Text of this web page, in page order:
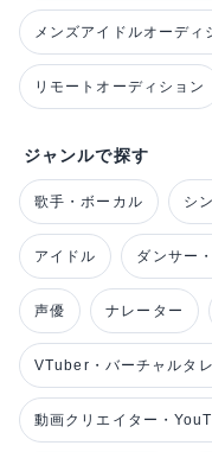
メンズアイドルオーディ
リモートオーディション
ジャンルで探す
歌手・ボーカル シ
アイドル ダンサー
声優 ナレーター
VTuber・バーチャルタ
動画クリエイター・